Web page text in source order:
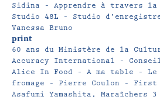
Sidina – Apprendre à travers la
Studio 48L – Studio
Vanessa Bruno
print
60 ans du Ministère de la
Accuracy International –
Alice In Food – A ma table –
fromage – Pierre Coulon –
Asafumi Yamashita,